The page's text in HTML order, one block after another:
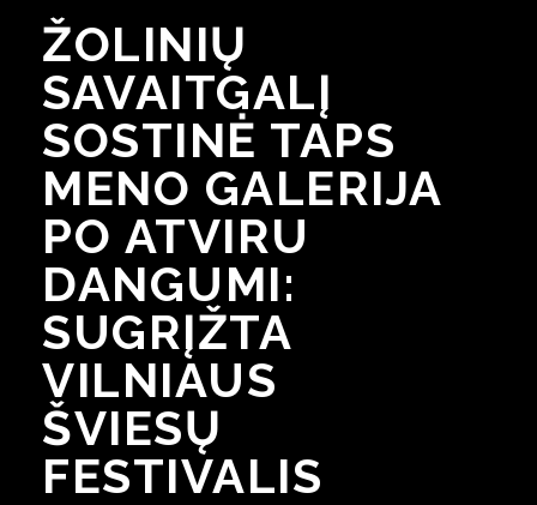
ŽOLINIŲ
SAVAITGALĮ
SOSTINĖ TAPS
MENO GALERIJA
PO ATVIRU
DANGUMI:
SUGRĮŽTA
VILNIAUS
ŠVIESŲ
FESTIVALIS